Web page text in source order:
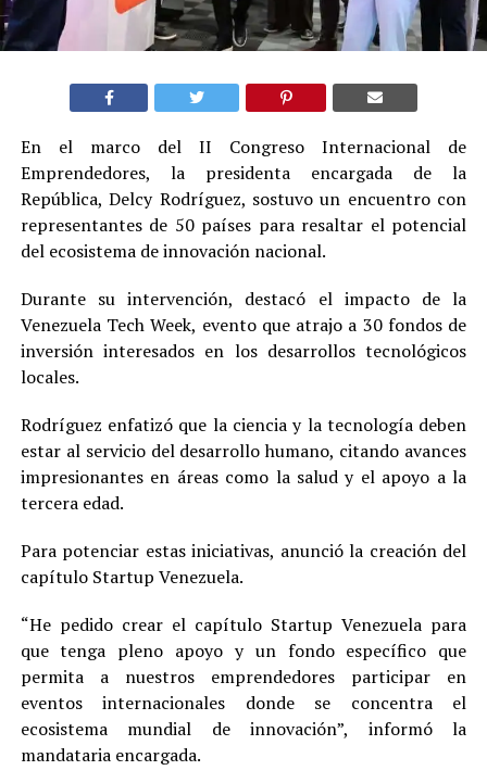
En el marco del II Congreso Internacional de
Emprendedores, la presidenta encargada de la
República, Delcy Rodríguez, sostuvo un encuentro con
representantes de 50 países para resaltar el potencial
del ecosistema de innovación nacional.
Durante su intervención, destacó el impacto de la
Venezuela Tech Week, evento que atrajo a 30 fondos de
inversión interesados en los desarrollos tecnológicos
locales.
Rodríguez enfatizó que la ciencia y la tecnología deben
estar al servicio del desarrollo humano, citando avances
impresionantes en áreas como la salud y el apoyo a la
tercera edad.
Para potenciar estas iniciativas, anunció la creación del
capítulo Startup Venezuela.
“He pedido crear el capítulo Startup Venezuela para
que tenga pleno apoyo y un fondo específico que
permita a nuestros emprendedores participar en
eventos internacionales donde se concentra el
ecosistema mundial de innovación”, informó la
mandataria encargada.